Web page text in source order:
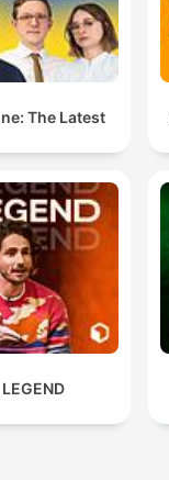
The Latest
LEGEND